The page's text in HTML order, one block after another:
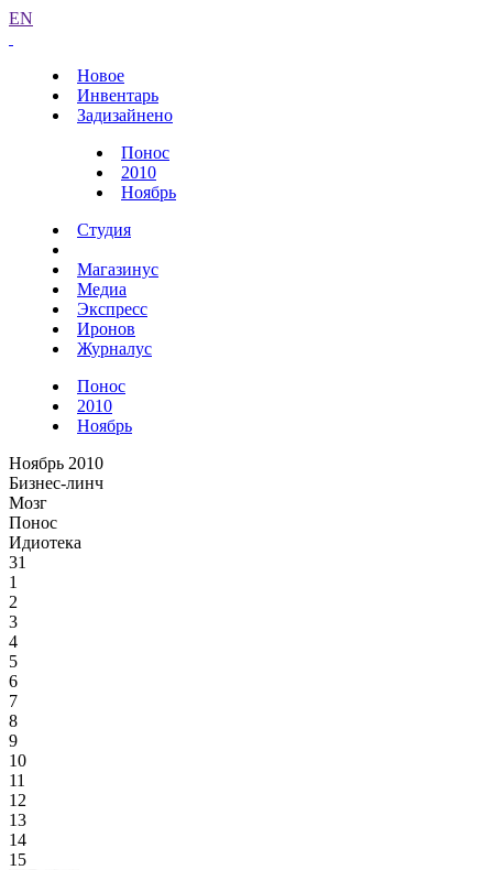
EN
Новое
Инвентарь
Задизайнено
Понос
2010
Ноябрь
Студия
Магазинус
Медиа
Экспресс
Иронов
Журналус
Понос
2010
Ноябрь
Ноябрь 2010
Бизнес-линч
Мозг
Понос
Идиотека
31
1
2
3
4
5
6
7
8
9
10
11
12
13
14
15